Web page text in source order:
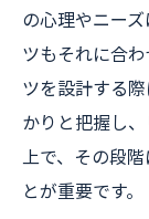
の心理やニー
ツもそれに合
ツを設計する
かりと把握し
上で、その段
とが重要です。